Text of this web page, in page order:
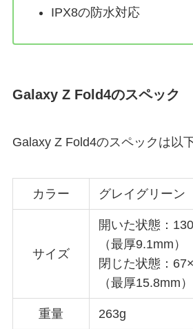
IPX8の防水対応
Galaxy Z Fold4のスペック
Galaxy Z Fold4のスペックは以
カラー グレイグリーン
サイズ
開いた状態：
（最厚9.1mm）
閉じた状態：
（最厚15.8mm）
重量 263g